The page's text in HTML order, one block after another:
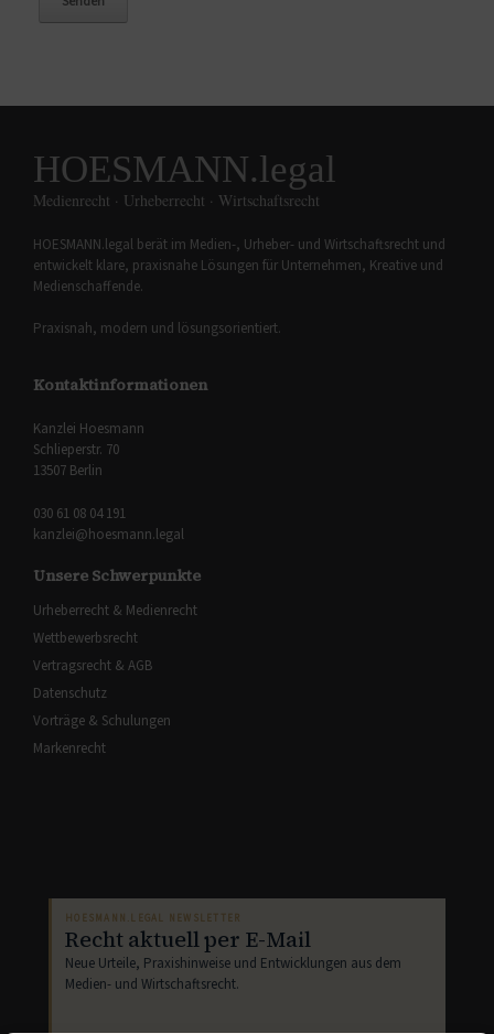
HOESMANN.legal
Medienrecht · Urheberrecht · Wirtschaftsrecht
HOESMANN.legal berät im Medien-, Urheber- und Wirtschaftsrecht und
entwickelt klare, praxisnahe Lösungen für Unternehmen, Kreative und
Medienschaffende.
Praxisnah, modern und lösungsorientiert.
Kontaktinformationen
Kanzlei Hoesmann
Schlieperstr. 70
13507 Berlin
030 61 08 04 191
kanzlei@hoesmann.legal
Unsere Schwerpunkte
Urheberrecht & Medienrecht
Wettbewerbsrecht
Vertragsrecht & AGB
Datenschutz
Vorträge & Schulungen
Markenrecht
HOESMANN.LEGAL NEWSLETTER
Recht aktuell per E-Mail
Neue Urteile, Praxishinweise und Entwicklungen aus dem
Medien- und Wirtschaftsrecht.